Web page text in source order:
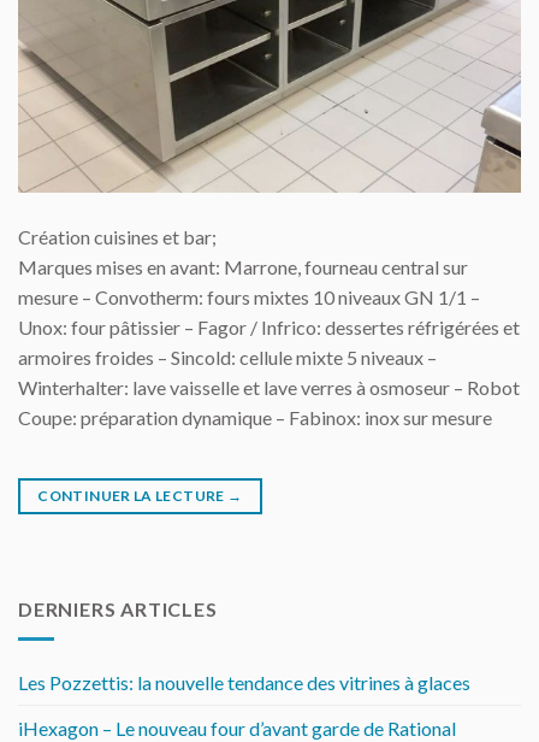
Création cuisines et bar;
Marques mises en avant: Marrone, fourneau central sur
mesure – Convotherm: fours mixtes 10 niveaux GN 1/1 –
Unox: four pâtissier – Fagor / Infrico: dessertes réfrigérées et
armoires froides – Sincold: cellule mixte 5 niveaux –
Winterhalter: lave vaisselle et lave verres à osmoseur – Robot
Coupe: préparation dynamique – Fabinox: inox sur mesure
CONTINUER LA LECTURE →
DERNIERS ARTICLES
Les Pozzettis: la nouvelle tendance des vitrines à glaces
iHexagon – Le nouveau four d’avant garde de Rational